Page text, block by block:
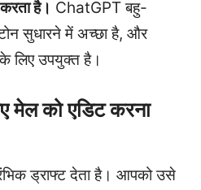
है। ChatGPT बहु-
सुधारने में अच्छा है, और
लिए उपयुक्त है।
मेल को एडिट करना
ड्राफ्ट देता है। आपको उसे